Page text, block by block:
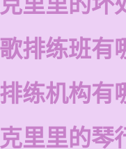
排练班有
练机构有
里里的琴